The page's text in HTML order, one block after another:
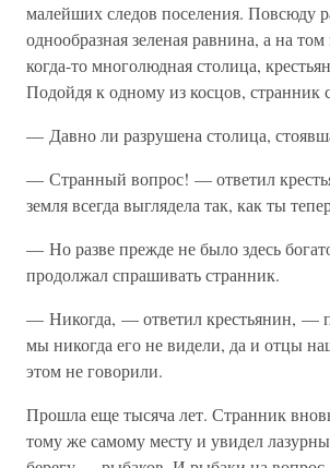
малейших следов поселения. Повсюду
однообразная зеленая равнина, а на
когда-то многолюдная столица,
Подойдя к одному из косцов, странник
— Давно ли разрушена столица,
— Странный вопрос! — ответил
земля всегда выглядела так, как ты
— Но разве прежде не было здесь
продолжал спрашивать странник.
— Никогда, — ответил крестьянин, —
мы никогда его не видели, да и отцы
этом не говорили.
Прошла еще тысяча лет. Странник
тому же самому месту и увидел